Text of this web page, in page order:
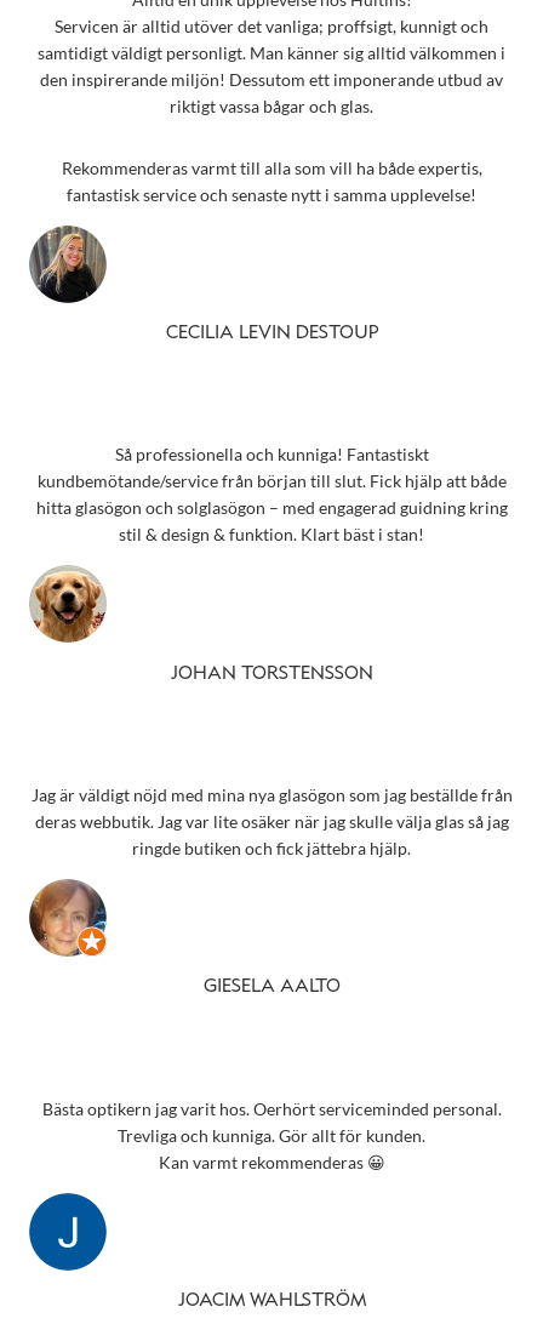
Servicen är alltid utöver det vanliga; proffsigt, kunnigt och
samtidigt väldigt personligt. Man känner sig alltid välkommen i
den inspirerande miljön! Dessutom ett imponerande utbud av
riktigt vassa bågar och glas.
Rekommenderas varmt till alla som vill ha både expertis,
fantastisk service och senaste nytt i samma upplevelse!
CECILIA LEVIN DESTOUP
Så professionella och kunniga! Fantastiskt
kundbemötande/service från början till slut. Fick hjälp att både
hitta glasögon och solglasögon – med engagerad guidning kring
stil & design & funktion. Klart bäst i stan!
JOHAN TORSTENSSON
Jag är väldigt nöjd med mina nya glasögon som jag beställde från
deras webbutik. Jag var lite osäker när jag skulle välja glas så jag
ringde butiken och fick jättebra hjälp.
GIESELA AALTO
Bästa optikern jag varit hos. Oerhört serviceminded personal.
Trevliga och kunniga. Gör allt för kunden.
Kan varmt rekommenderas 😀
JOACIM WAHLSTRÖM